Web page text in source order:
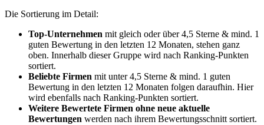
Die Sortierung im Detail:
Top-Unternehmen mit gleich oder über 4,5 Sterne & mind. 1
guten Bewertung in den letzten 12 Monaten, stehen ganz
oben. Innerhalb dieser Gruppe wird nach Ranking-Punkten
sortiert.
Beliebte Firmen mit unter 4,5 Sterne & mind. 1 guten
Bewertung in den letzten 12 Monaten folgen daraufhin. Hier
wird ebenfalls nach Ranking-Punkten sortiert.
Weitere Bewertete Firmen ohne neue aktuelle
Bewertungen werden nach ihrem Bewertungsschnitt sortiert.